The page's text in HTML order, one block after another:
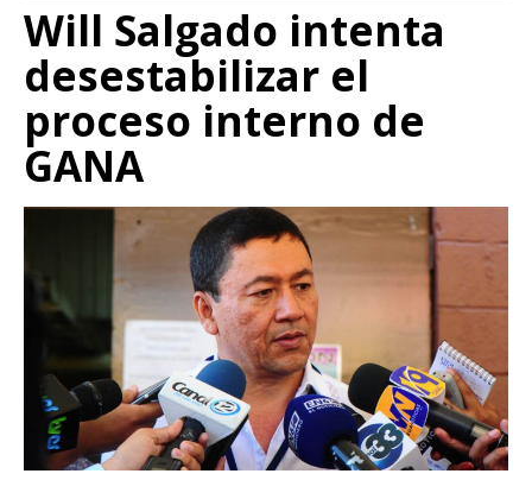
Will Salgado intenta
desestabilizar el
proceso interno de
GANA